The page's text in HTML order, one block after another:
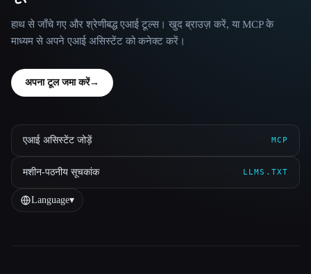
हाथ से जाँचे गए और श्रेणीबद्ध एआई टूल्स। खुद ब्राउज़ करें, या MCP के
माध्यम से अपने एआई असिस्टेंट को कनेक्ट करें।
अपना टूल जमा करें→
एआई असिस्टेंट जोड़ें MCP
मशीन-पठनीय सूचकांक LLMS.TXT
Language▾